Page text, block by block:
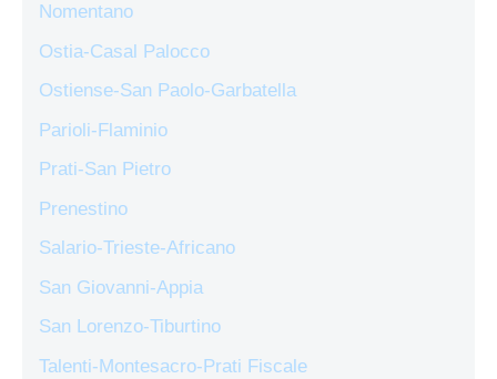
Nomentano
Ostia-Casal Palocco
Ostiense-San Paolo-Garbatella
Parioli-Flaminio
Prati-San Pietro
Prenestino
Salario-Trieste-Africano
San Giovanni-Appia
San Lorenzo-Tiburtino
Talenti-Montesacro-Prati Fiscale